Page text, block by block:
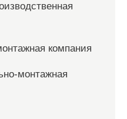
компания
монтажная